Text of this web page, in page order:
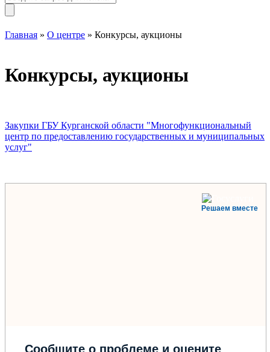
Главная » О центре » Конкурсы, аукционы
Конкурсы, аукционы
Закупки ГБУ Курганской области "Многофункциональный
центр по предоставлению государственных и муниципальных
услуг"
Решаем вместе
Сообщите о проблеме и оцените